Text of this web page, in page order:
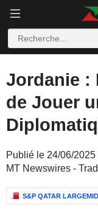
Jordanie :
de Jouer
Publié le 24/06/2025
MT Newswires -
S&P QATAR